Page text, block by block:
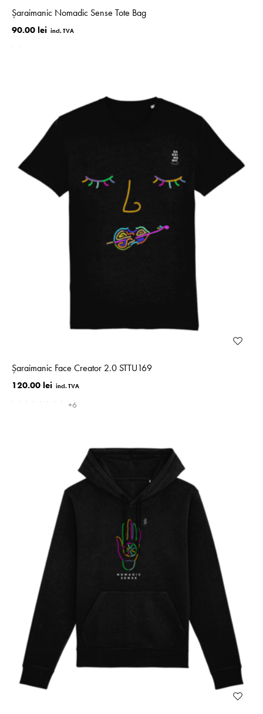
Șaraimanic Nomadic Sense Tote Bag
90.00 lei
Șaraimanic Face Creator 2.0 STTU169
120.00 lei
+6